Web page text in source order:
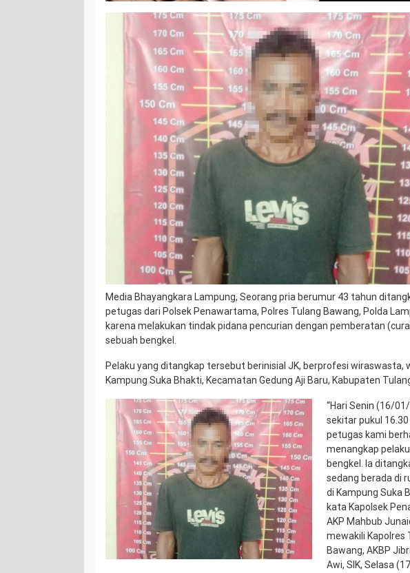
Media Bhayangkara Lampung, Seorang pria berumur 43 tahun
petugas dari Polsek Penawartama, Polres Tulang Bawang, Polda
karena melakukan tindak pidana pencurian dengan pemberatan
sebuah bengkel.
Pelaku yang ditangkap tersebut berinisial JK, berprofesi wiraswasta,
Kampung Suka Bhakti, Kecamatan Gedung Aji Baru, Kabupaten
“Hari Senin (16/
sekitar pukul 16.30
petugas kami
menangkap
bengkel. Ia
sedang berada di
di Kampung Suka
kata Kapolsek
AKP Mahbub
mewakili Kapolres
Bawang, AKBP
Awi, SIK, Selasa